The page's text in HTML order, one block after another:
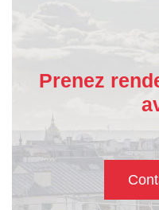
Prenez